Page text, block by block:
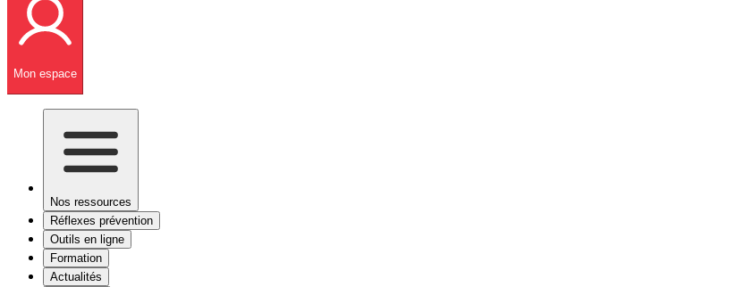
Mon espace
Nos ressources
Réflexes prévention
Outils en ligne
Formation
Actualités